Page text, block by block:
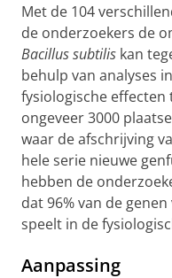
Met de 104
de onderzoekers de
Bacillus subtilis kan
behulp van analyses
fysiologische
ongeveer 3000
waar de afschrijving
hele serie nieuwe
hebben de
dat 96% van de genen
speelt in de
Aanpassing